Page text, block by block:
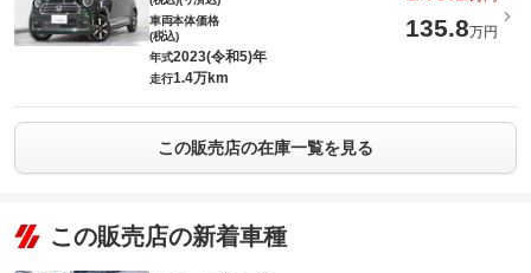
車両本体価格
(税込)
135.8万円
年式2023(令和5)年
走行1.4万km
この販売店の在庫一覧を見る
この販売店の新着車種